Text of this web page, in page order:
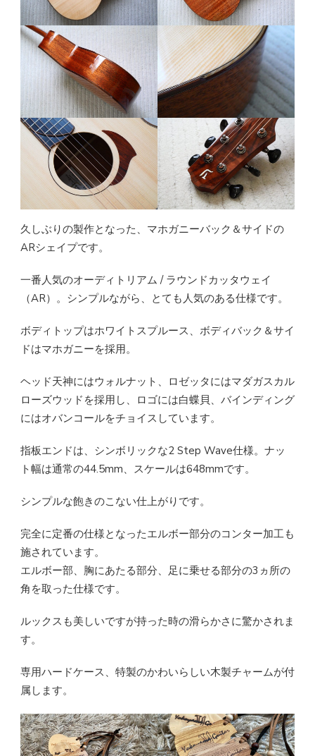
久しぶりの製作となった、マホガニーバック＆サイドの
ARシェイプです。
一番人気のオーディトリアム / ラウンドカッタウェイ
（AR）。シンプルながら、とても人気のある仕様です。
ボディトップはホワイトスプルース、ボディバック＆サイ
ドはマホガニーを採用。
ヘッド天神にはウォルナット、ロゼッタにはマダガスカル
ローズウッドを採用し、ロゴには白蝶貝、バインディング
にはオバンコールをチョイスしています。
指板エンドは、シンボリックな2 Step Wave仕様。ナッ
ト幅は通常の44.5mm、スケールは648mmです。
シンプルな飽きのこない仕上がりです。
完全に定番の仕様となったエルボー部分のコンター加工も
施されています。
エルボー部、胸にあたる部分、足に乗せる部分の3ヵ所の
角を取った仕様です。
ルックスも美しいですが持った時の滑らかさに驚かされま
す。
専用ハードケース、特製のかわいらしい木製チャームが付
属します。